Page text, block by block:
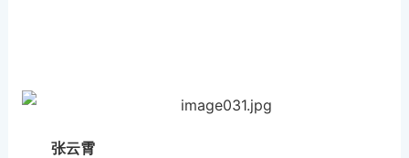
张云霄